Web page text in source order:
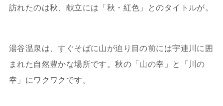
訪れたのは秋、献立には「秋・紅色」とのタイトルが。
湯谷温泉は、すぐそばに山が迫り目の前には宇連川に囲
まれた自然豊かな場所です。秋の「山の幸」と「川の
幸」にワクワクです。